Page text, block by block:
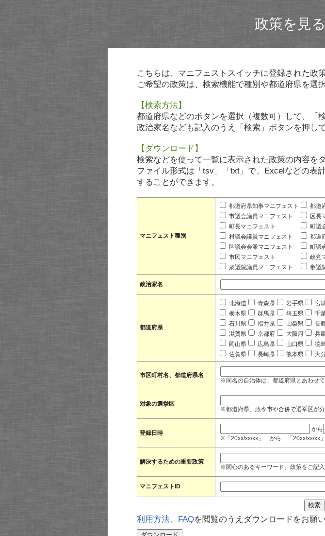
政策を見
こちらは、マニフェストスイッチに登録された政
ご希望の政策は、検索機能で種別や都道府県を選
【検索方法】
都道府県などのボタンを選択（複数可）して、「
政治家名なども記入のうえ「検索」ボタンを押し
【ダウンロード】
検索などを使って一覧に表示された政策の内容を
ファイル形式は「tsv」「txt」で、Excelなどの表
することができます。
マニフェスト種別
都道府県知事マニフェスト 都道
市議会議員マニフェスト
区長
町長マニフェスト
町議
村議会議員マニフェスト
都道
区議会会派マニフェスト
町議
市民マニフェスト
政党
衆議院議員マニフェスト
参議
政治家名
都道府県
北海道 青森県 岩手県 宮
栃木県
群馬県 埼玉県 千
石川県
福井県 山梨県 長
滋賀県
京都府 大阪府 兵
岡山県
広島県 山口県 徳
佐賀県
長崎県 熊本県 大
市区町村名、都道府県名
※同名の自治体は、都道府県とあわせ
対象の選挙区
※都道府県、政令市や合併で選挙区が
登録日時
から
※「20xx/xx/xx」 から 「20xx/xx/xx」
解決するための重要政策
※関心のあるキーワード、政策をご記入
マニフェストID
利用方法、 FAQを閲覧のうえダウンロードをお願い